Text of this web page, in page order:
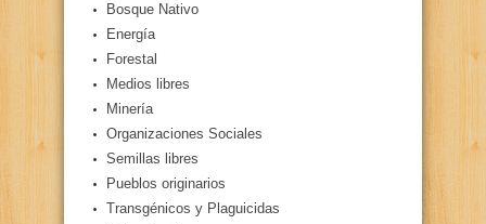
Bosque Nativo
Energía
Forestal
Medios libres
Minería
Organizaciones Sociales
Semillas libres
Pueblos originarios
Transgénicos y Plaguicidas